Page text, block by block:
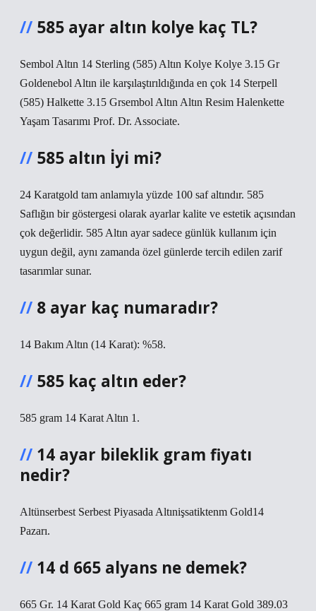
585 ayar altın kolye kaç TL?
Sembol Altın 14 Sterling (585) Altın Kolye Kolye 3.15 Gr
Goldenebol Altın ile karşılaştırıldığında en çok 14 Sterpell
(585) Halkette 3.15 Grsembol Altın Altın Resim Halenkette
Yaşam Tasarımı Prof. Dr. Associate.
585 altın İyi mi?
24 Karatgold tam anlamıyla yüzde 100 saf altındır. 585
Saflığın bir göstergesi olarak ayarlar kalite ve estetik açısından
çok değerlidir. 585 Altın ayar sadece günlük kullanım için
uygun değil, aynı zamanda özel günlerde tercih edilen zarif
tasarımlar sunar.
8 ayar kaç numaradır?
14 Bakım Altın (14 Karat): %58.
585 kaç altın eder?
585 gram 14 Karat Altın 1.
14 ayar bileklik gram fiyatı
nedir?
Altünserbest Serbest Piyasada Altınişsatiktenm Gold14
Pazarı.
14 d 665 alyans ne demek?
665 Gr. 14 Karat Gold Kaç 665 gram 14 Karat Gold 389.03